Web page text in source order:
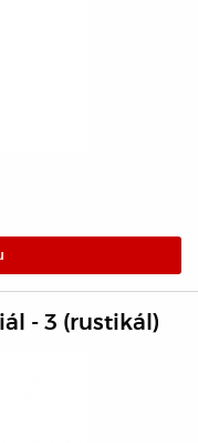
- 3 (rustikál)